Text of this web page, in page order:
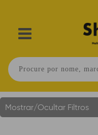
Mostrar/Ocultar Filtros